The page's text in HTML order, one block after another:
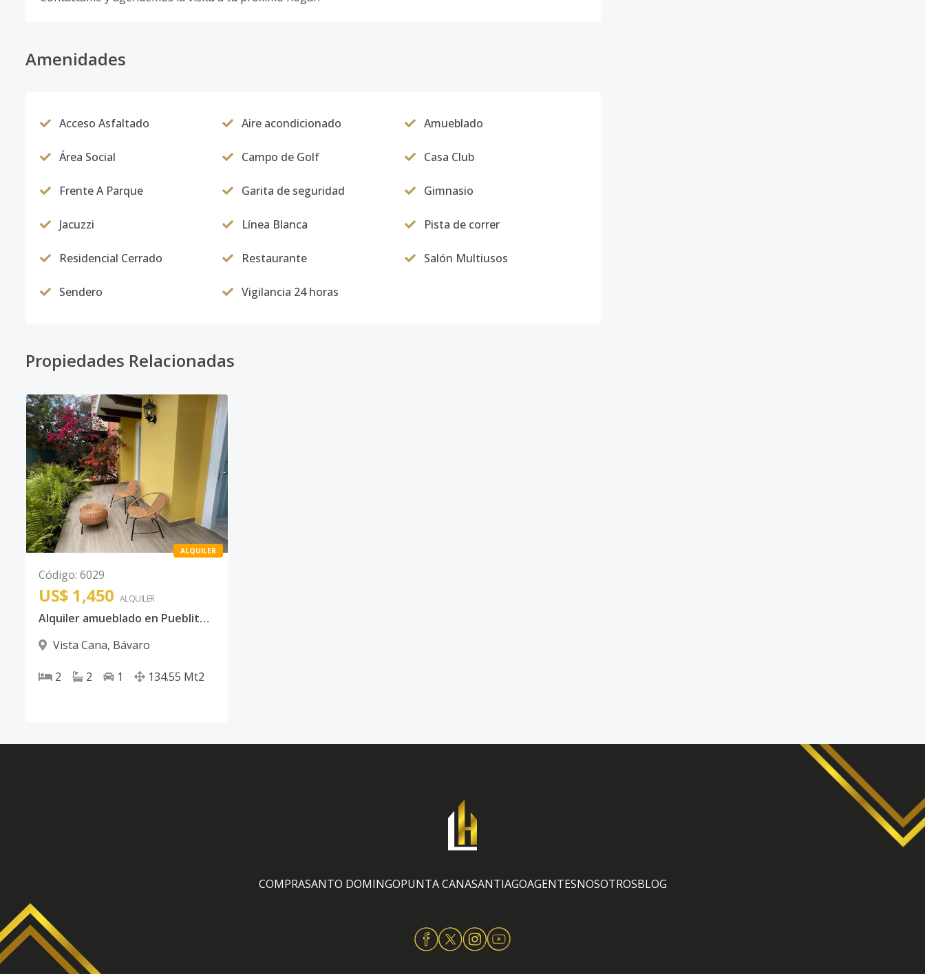
Amenidades
Acceso Asfaltado Aire acondicionado Amueblado
Área Social Campo de Golf Casa Club
Frente A Parque Garita de seguridad Gimnasio
Jacuzzi Línea Blanca Pista de correr
Residencial Cerrado Restaurante Salón Multiusos
Sendero Vigilancia 24 horas
Propiedades Relacionadas
ALQUILER
Código: 6029
US$ 1,450 ALQUILER
Alquiler amueblado en Pueblito Caribeño
Vista Cana, Bávaro
2 2 1 134.55 Mt2
COMPRASANTO DOMINGOPUNTA CANASANTIAGOAGENTESNOSOTROSBLOG